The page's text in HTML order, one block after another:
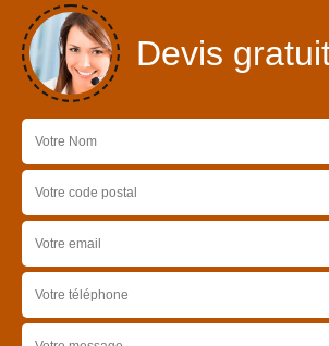
Devis